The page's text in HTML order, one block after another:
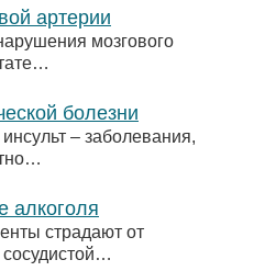
артерии
мозгового
болезни
– заболевания,
алкоголя
страдают от